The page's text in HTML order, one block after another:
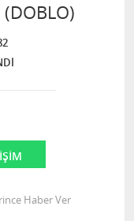
(DOBLO)
Haber Ver